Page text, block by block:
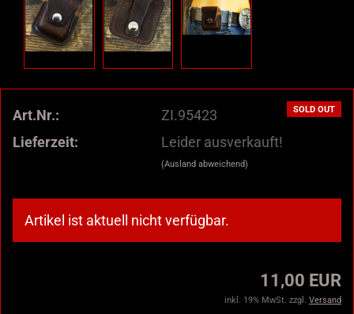
SOLD OUT
Art.Nr.:
ZI.95423
Lieferzeit:
Leider ausverkauft!
(Ausland abweichend)
Artikel ist aktuell nicht verfügbar.
11,00 EUR
inkl. 19% MwSt. zzgl. Versand